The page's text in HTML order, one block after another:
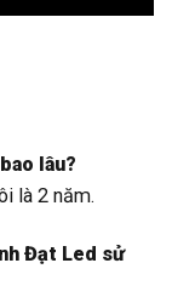
lâu?
là 2 năm.
Đạt Led sử